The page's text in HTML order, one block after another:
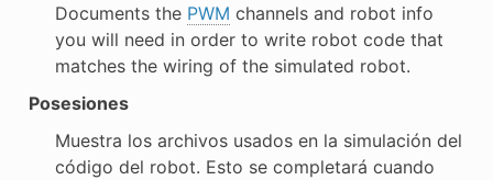
Documents the PWM channels and robot info
you will need in order to write robot code that
matches the wiring of the simulated robot.
Posesiones
Muestra los archivos usados en la simulación del
código del robot. Esto se completará cuando